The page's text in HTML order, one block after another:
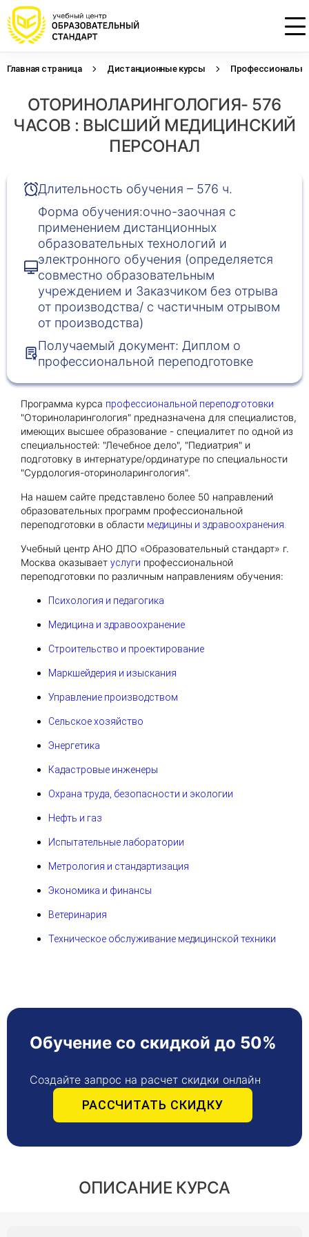
Главная страница Дистанционные курсы
ОТОРИНОЛАРИНГОЛОГИЯ- 576
ЧАСОВ : ВЫСШИЙ МЕДИЦИНСКИЙ
ПЕРСОНАЛ
Длительность обучения – 576 ч.
Форма обучения:очно-заочная с
применением дистанционных
образовательных технологий и
электронного обучения (определяется
совместно образовательным
учреждением и Заказчиком без отрыва
от производства/ с частичным отрывом
от производства)
Получаемый документ: Диплом о
профессиональной переподготовке
Программа курса профессиональной переподготовки
"Оториноларингология" предназначена для специалистов,
имеющих высшее образование - специалитет по одной из
специальностей: "Лечебное дело", "Педиатрия" и
подготовку в интернатуре/ординатуре по специальности
"Сурдология-оториноларингология".
На нашем сайте представлено более 50 направлений
образовательных программ профессиональной
переподготовки в области медицины и здравоохранения.
Учебный центр АНО ДПО «Образовательный стандарт» г.
Москва оказывает услуги профессиональной
переподготовки по различным направлениям обучения:
Психология и педагогика
Медицина и здравоохранение
Строительство и проектирование
Маркшейдерия и изыскания
Управление производством
Сельское хозяйство
Энергетика
Кадастровые инженеры
Охрана труда, безопасности и экологии
Нефть и газ
Испытательные лаборатории
Метрология и стандартизация
Экономика и финансы
Ветеринария
Техническое обслуживание медицинской техники
Обучение со скидкой до 50%
Создайте запрос на расчет скидки онлайн
РАССЧИТАТЬ СКИДКУ
ОПИСАНИЕ КУРСА
Оставьте свои данные, наши специалисты
свяжутся с Вами
Приложите документы
Получить консультацию
Даю согласие наобработку персональных
данныхи e-mail рассылку
Оставьте свои данные, наши специалисты
свяжутся с Вами
Приложите документы
Даю согласие наобработку персональных
данныхиe-mail рассылку
начислением баллов 14 ЗЕТ
Оставьте свои данные, наши специалисты
проконсультируют Вас
Получить консультацию
данныхиe-mail рассылку